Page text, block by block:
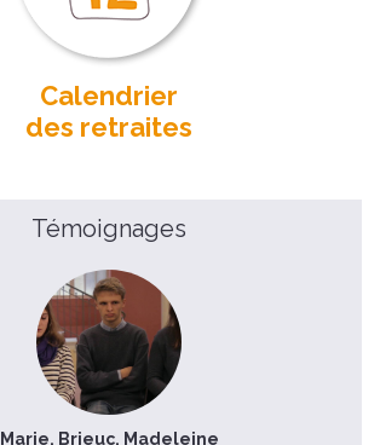
Calendrier
des retraites
Témoignages
Marie, Brieuc, Madeleine